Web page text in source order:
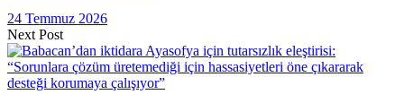
24 Temmuz 2026
Next Post